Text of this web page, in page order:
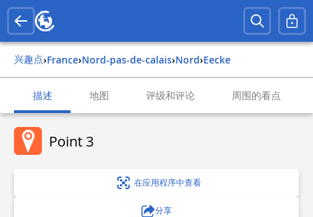
兴趣点› france› nord-pas-de-calais› nord› eecke
描述 地图 评级和评论 周围的看点
Point 3
在应用程序中查看
分享